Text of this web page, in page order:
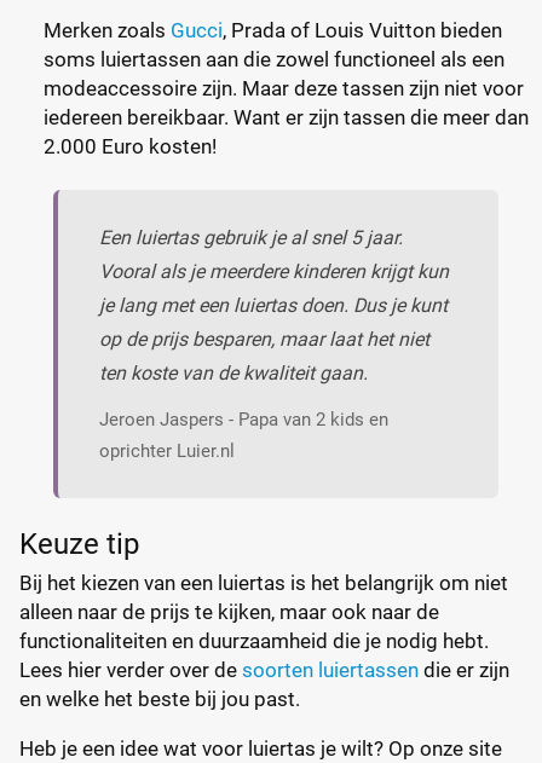
Merken zoals Gucci, Prada of Louis Vuitton bieden
soms luiertassen aan die zowel functioneel als een
modeaccessoire zijn. Maar deze tassen zijn niet voor
iedereen bereikbaar. Want er zijn tassen die meer dan
2.000 Euro kosten!
Een luiertas gebruik je al snel 5 jaar.
Vooral als je meerdere kinderen krijgt kun
je lang met een luiertas doen. Dus je kunt
op de prijs besparen, maar laat het niet
ten koste van de kwaliteit gaan.
Jeroen Jaspers - Papa van 2 kids en
oprichter Luier.nl
Keuze tip
Bij het kiezen van een luiertas is het belangrijk om niet
alleen naar de prijs te kijken, maar ook naar de
functionaliteiten en duurzaamheid die je nodig hebt.
Lees hier verder over de soorten luiertassen die er zijn
en welke het beste bij jou past.
Heb je een idee wat voor luiertas je wilt? Op onze site